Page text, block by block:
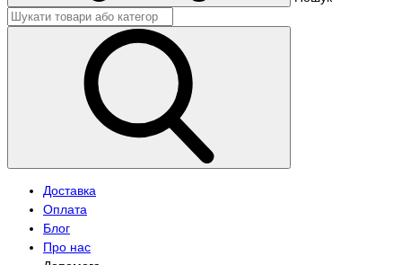
Доставка
Оплата
Блог
Про нас